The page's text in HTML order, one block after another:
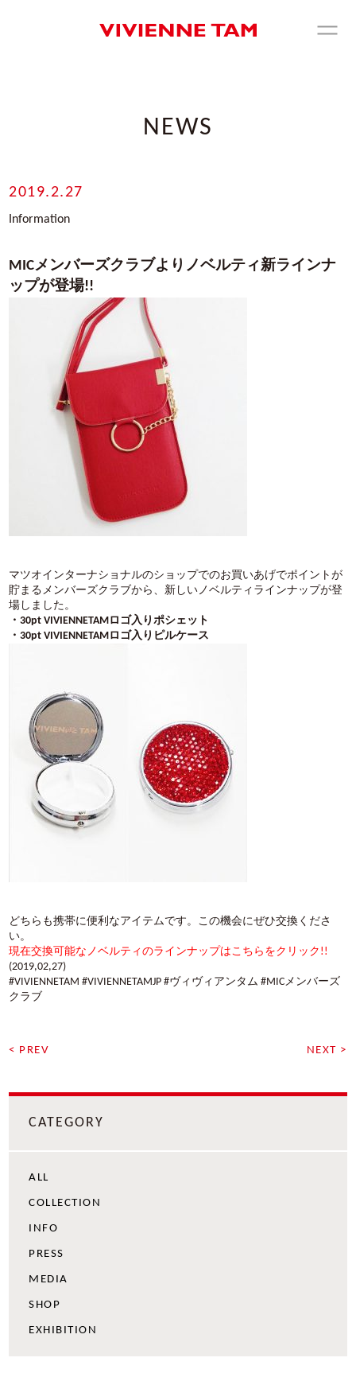
NEWS
2019.2.27
Information
MICメンバーズクラブよりノベルティ新ラインナ
ップが登場!!
マツオインターナショナルのショップでのお買いあげでポイントが
貯まるメンバーズクラブから、新しいノベルティラインナップが登
場しました。
・30pt VIVIENNETAMロゴ入りポシェット
・30pt VIVIENNETAMロゴ入りピルケース
どちらも携帯に便利なアイテムです。この機会にぜひ交換くださ
い。
現在交換可能なノベルティのラインナップはこちらをクリック!!
(2019,02,27)
#VIVIENNETAM #VIVIENNETAMJP #ヴィヴィアンタム #MICメンバーズ
クラブ
< PREV NEXT >
CATEGORY
ALL
COLLECTION
INFO
PRESS
MEDIA
SHOP
EXHIBITION